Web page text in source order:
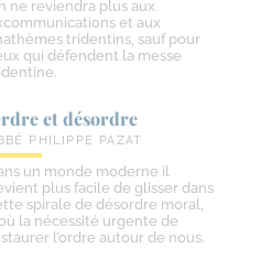
ne reviendra plus aux
et aux
tridentins, sauf pour
qui défendent la messe
et désordre
PHILIPPE PAZAT
un monde moderne il
plus facile de glisser dans
spirale de désordre moral,
la nécessité urgente de
l’ordre autour de nous.